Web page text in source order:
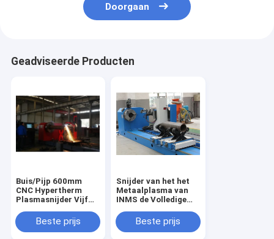
Doorgaan
Geadviseerde Producten
Buis/Pijp 600mm
CNC Hypertherm
Plasmasnijder Vijf
Beste prijs
Snijder van het het
Metaalplasma van
INMS de Volledige
60300mm Cnc Oxy
Brandstofsnijmachine
Beste prijs